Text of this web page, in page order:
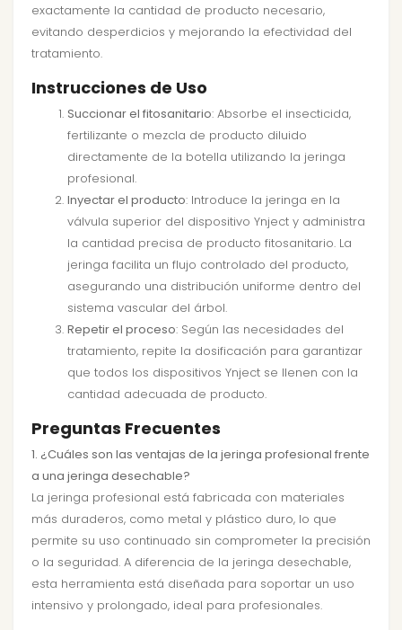
exactamente la cantidad de producto necesario,
evitando desperdicios y mejorando la efectividad del
tratamiento.
Instrucciones de Uso
Succionar el fitosanitario: Absorbe el insecticida,
fertilizante o mezcla de producto diluido
directamente de la botella utilizando la jeringa
profesional.
Inyectar el producto: Introduce la jeringa en la
válvula superior del dispositivo Ynject y administra
la cantidad precisa de producto fitosanitario. La
jeringa facilita un flujo controlado del producto,
asegurando una distribución uniforme dentro del
sistema vascular del árbol.
Repetir el proceso: Según las necesidades del
tratamiento, repite la dosificación para garantizar
que todos los dispositivos Ynject se llenen con la
cantidad adecuada de producto.
Preguntas Frecuentes
1. ¿Cuáles son las ventajas de la jeringa profesional frente
a una jeringa desechable?
La jeringa profesional está fabricada con materiales
más duraderos, como metal y plástico duro, lo que
permite su uso continuado sin comprometer la precisión
o la seguridad. A diferencia de la jeringa desechable,
esta herramienta está diseñada para soportar un uso
intensivo y prolongado, ideal para profesionales.